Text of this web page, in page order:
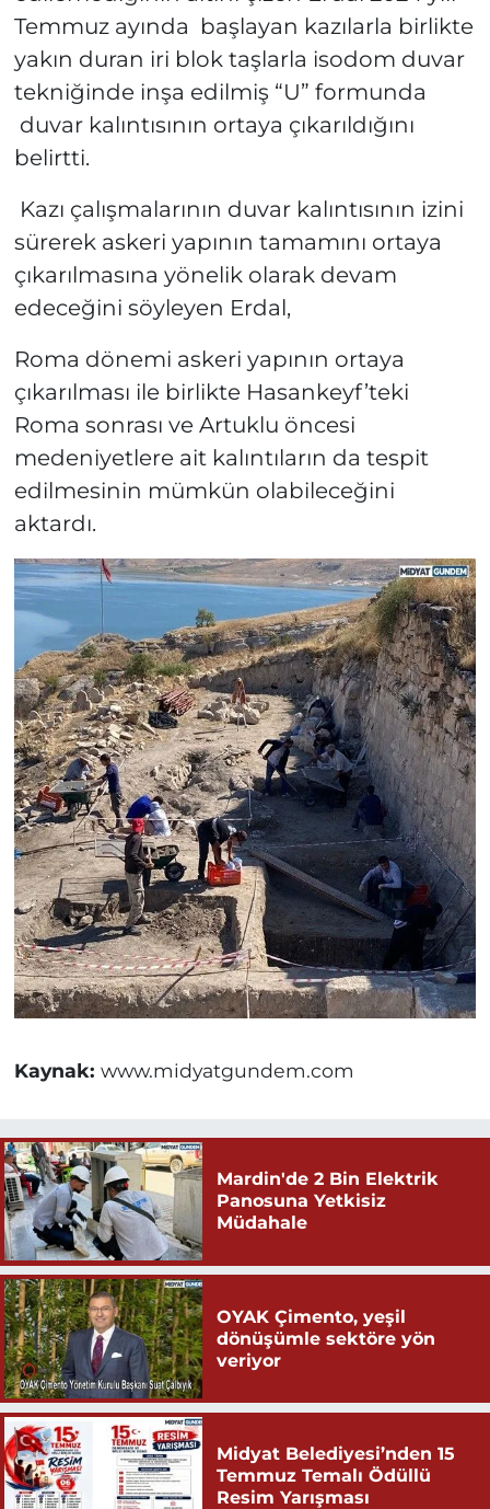
Temmuz ayında başlayan kazılarla birlikte
yakın duran iri blok taşlarla isodom duvar
tekniğinde inşa edilmiş “U” formunda
duvar kalıntısının ortaya çıkarıldığını
belirtti.
Kazı çalışmalarının duvar kalıntısının izini
sürerek askeri yapının tamamını ortaya
çıkarılmasına yönelik olarak devam
edeceğini söyleyen Erdal,
Roma dönemi askeri yapının ortaya
çıkarılması ile birlikte Hasankeyf’teki
Roma sonrası ve Artuklu öncesi
medeniyetlere ait kalıntıların da tespit
edilmesinin mümkün olabileceğini
aktardı.
Kaynak: www.midyatgundem.com
Mardin'de 2 Bin Elektrik
Panosuna Yetkisiz
Müdahale
OYAK Çimento, yeşil
dönüşümle sektöre yön
veriyor
Midyat Belediyesi’nden 15
Temmuz Temalı Ödüllü
Resim Yarışması